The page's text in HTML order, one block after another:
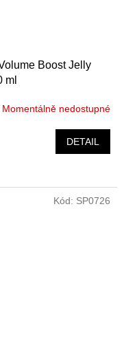
Boost Jelly
ml
Momentálně nedostupné
DETAIL
Kód: SP0726